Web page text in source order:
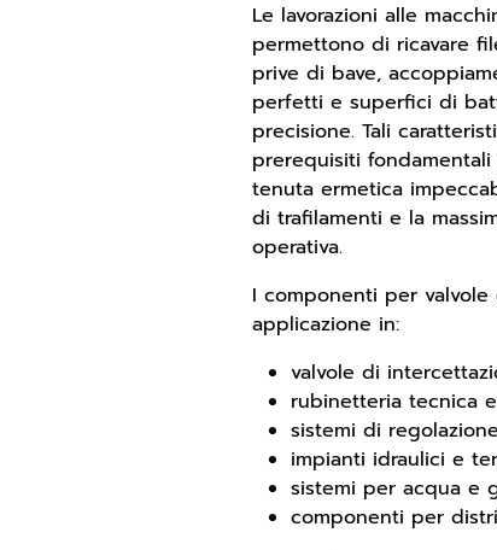
Le lavorazioni alle
permettono di ricavare
prive di bave,
perfetti e superfici di
precisione. Tali
prerequisiti
tenuta ermetica
di trafilamenti e la
operativa.
I componenti per
applicazione in:
valvole di
rubinetteria tecnica
sistemi di
impianti idraulici e
sistemi per acqua e
componenti per